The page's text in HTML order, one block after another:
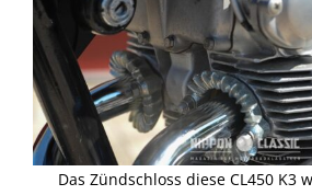
Das Zündschloss diese CL450 K3